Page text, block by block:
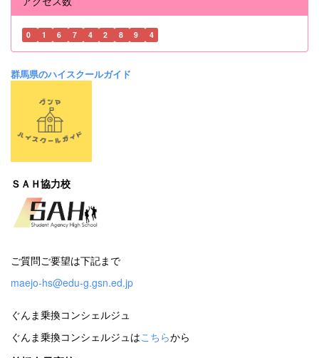
0 1 6 7 4 2 8 9 4
群馬県のハイスクールガイド
ＳＡＨ協力校
ご質問ご要望は下記まで
maejo-hs@edu-g.gsn.ed.jp
ぐんま乗換コンシェルジュ
ぐんま乗換コンシェルジュはこちらから